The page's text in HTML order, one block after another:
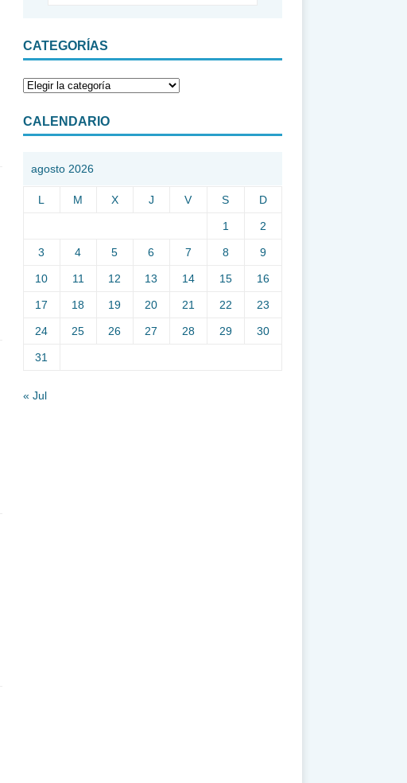
CATEGORÍAS
CALENDARIO
agosto 2026
L M X J V S D
1 2
3 4 5 6 7 8 9
10 11 12 13 14 15 16
17 18 19 20 21 22 23
24 25 26 27 28 29 30
31
« Jul